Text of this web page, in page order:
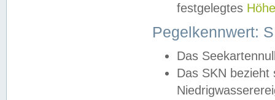
festgelegtes
Pegelkennwert:
Das
Das SKN